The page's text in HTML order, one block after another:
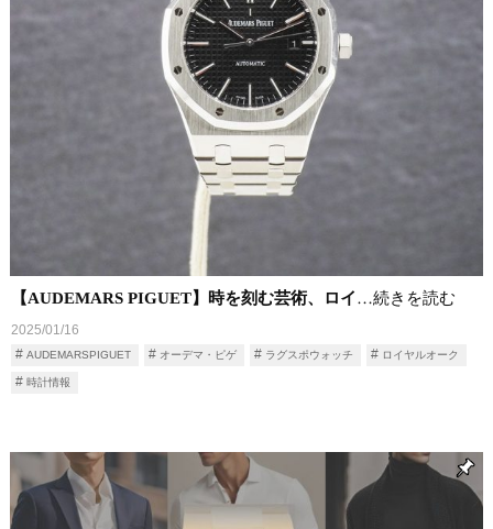
【AUDEMARS PIGUET】時を刻む芸術、ロイ…続きを読む
2025/01/16
AUDEMARSPIGUET オーデマ・ピゲ ラグスポウォッチ ロイヤルオーク
時計情報